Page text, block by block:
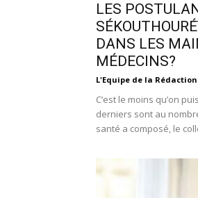
LES
DANS LES
MÉDECINS?
L'Equipe de la Rédaction
C’est le moins qu’on
derniers sont au
santé a composé, le